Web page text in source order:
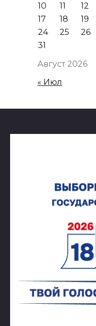
Август 2026
10
11 12
17
18 19
24
25 26
31
« Июл